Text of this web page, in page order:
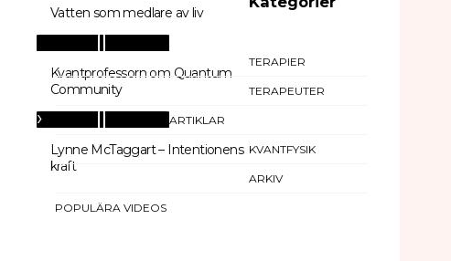
Vatten som medlare av liv
Kvantprofessorn om Quantum
Community
Lynne McTaggart – Intentionens
kraft
TERAPIER
TERAPEUTER
ARTIKLAR
KVANTFYSIK
ARKIV
POPULÄRA VIDEOS